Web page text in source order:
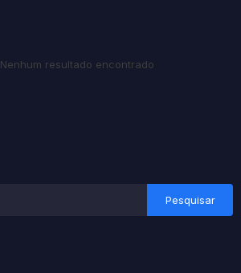
Nenhum resultado encontrado